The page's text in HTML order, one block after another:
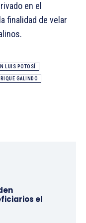
en el
finalidad de velar
LUIS POTOSÍ
GALINDO
el